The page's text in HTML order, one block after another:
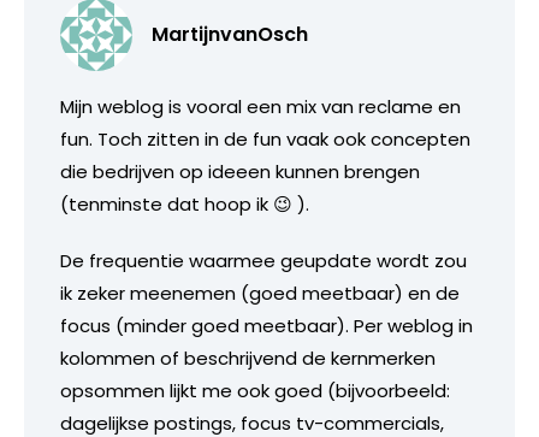
MartijnvanOsch
Mijn weblog is vooral een mix van reclame en
fun. Toch zitten in de fun vaak ook concepten
die bedrijven op ideeen kunnen brengen
(tenminste dat hoop ik 😉 ).
De frequentie waarmee geupdate wordt zou
ik zeker meenemen (goed meetbaar) en de
focus (minder goed meetbaar). Per weblog in
kolommen of beschrijvend de kernmerken
opsommen lijkt me ook goed (bijvoorbeeld:
dagelijkse postings, focus tv-commercials,